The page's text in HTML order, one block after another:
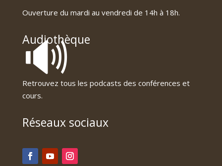
Ouverture du mardi au vendredi de 14h à 18h.
Audiothèque
🔊
Retrouvez tous les podcasts des conférences et
cours.
Réseaux sociaux